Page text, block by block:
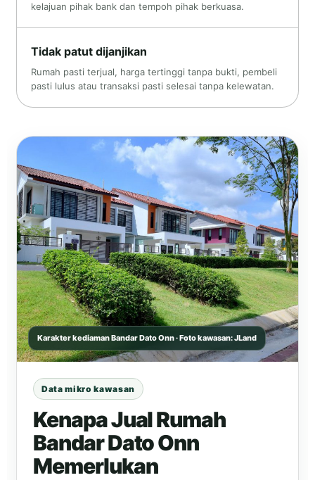
kelajuan pihak bank dan tempoh pihak berkuasa.
Tidak patut dijanjikan
Rumah pasti terjual, harga tertinggi tanpa bukti, pembeli
pasti lulus atau transaksi pasti selesai tanpa kelewatan.
Karakter kediaman Bandar Dato Onn · Foto kawasan: JLand
Data mikro kawasan
Kenapa Jual Rumah
Bandar Dato Onn
Memerlukan